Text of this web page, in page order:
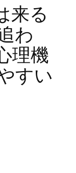
来る
わ
理機
すい